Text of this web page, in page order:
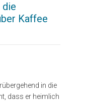
die
Kaffee
in die
dass er heimlich